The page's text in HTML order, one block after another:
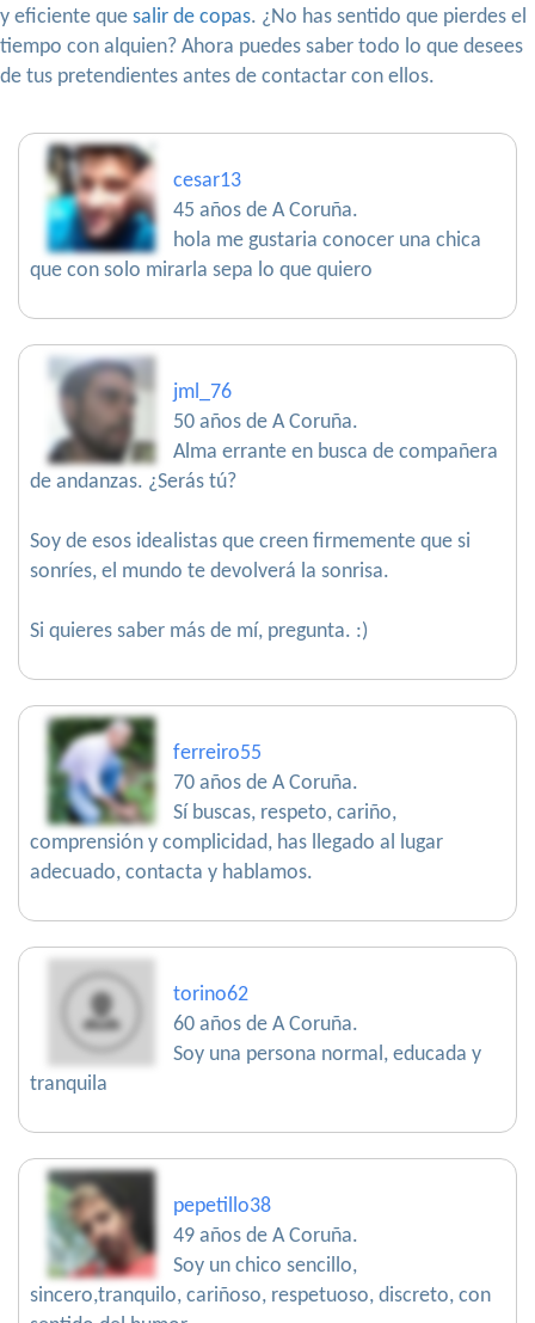
y eficiente que salir de copas. ¿No has sentido que pierdes el
tiempo con alquien? Ahora puedes saber todo lo que desees
de tus pretendientes antes de contactar con ellos.
cesar13
45 años de A Coruña.
hola me gustaria conocer una chica
que con solo mirarla sepa lo que quiero
jml_76
50 años de A Coruña.
Alma errante en busca de compañera
de andanzas. ¿Serás tú?
Soy de esos idealistas que creen firmemente que si
sonríes, el mundo te devolverá la sonrisa.
Si quieres saber más de mí, pregunta. :)
ferreiro55
70 años de A Coruña.
Sí buscas, respeto, cariño,
comprensión y complicidad, has llegado al lugar
adecuado, contacta y hablamos.
torino62
60 años de A Coruña.
Soy una persona normal, educada y
tranquila
pepetillo38
49 años de A Coruña.
Soy un chico sencillo,
sincero,tranquilo, cariñoso, respetuoso, discreto, con